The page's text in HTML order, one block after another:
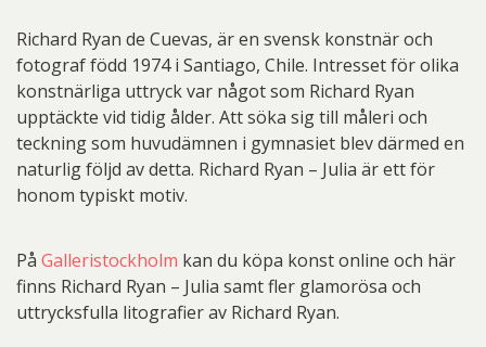
Richard Ryan de Cuevas, är en svensk konstnär och
fotograf född 1974 i Santiago, Chile. Intresset för olika
konstnärliga uttryck var något som Richard Ryan
upptäckte vid tidig ålder. Att söka sig till måleri och
teckning som huvudämnen i gymnasiet blev därmed en
naturlig följd av detta. Richard Ryan – Julia är ett för
honom typiskt motiv.
På Galleristockholm kan du köpa konst online och här
finns Richard Ryan – Julia samt fler glamorösa och
uttrycksfulla litografier av Richard Ryan.